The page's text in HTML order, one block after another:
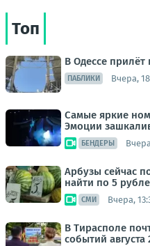
Топ
В Одессе
ПАБЛИКИ Вчера,
Самые яркие
Эмоции
БЕНДЕРЫ
Арбузы сейчас
найти по 5
СМИ Вчера,
В Тирасполе
событий августа